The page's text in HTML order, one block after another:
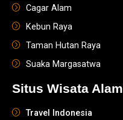
Cagar Alam
Kebun Raya
Taman Hutan Raya
Suaka Margasatwa
Situs Wisata Alam
Travel Indonesia